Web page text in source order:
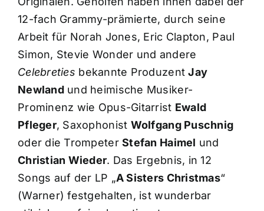
12-fach Grammy-prämierte, durch seine
Arbeit für Norah Jones, Eric Clapton, Paul
Simon, Stevie Wonder und andere
Celebreties bekannte ProduzentJay
Newlandund heimische Musiker-
Prominenz wie Opus-Gitarrist Ewald
Pfleger, Saxophonist Wolfgang Puschnig
oder die TrompeterStefan Haimel und
Christian Wieder. Das Ergebnis, in 12
Songs auf der LP „A Sisters Christmas“
(Warner) festgehalten, ist wunderbar